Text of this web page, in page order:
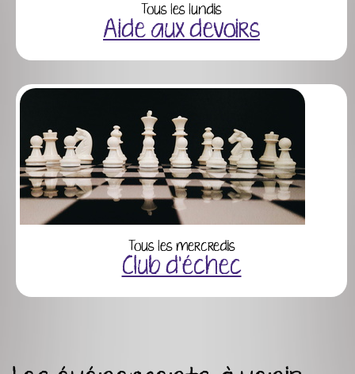
Tous les lundis
Aide aux devoirs
Tous les mercredis
Club d'échec